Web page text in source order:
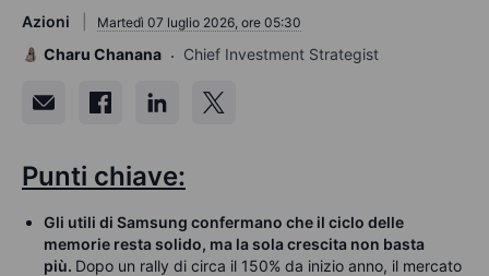
Azioni Martedì 07 luglio 2026, ore 05:30
Charu Chanana Chief Investment Strategist
Punti chiave:
Gli utili di Samsung confermano che il ciclo delle
memorie resta solido, ma la sola crescita non basta
più. Dopo un rally di circa il 150% da inizio anno, il mercato